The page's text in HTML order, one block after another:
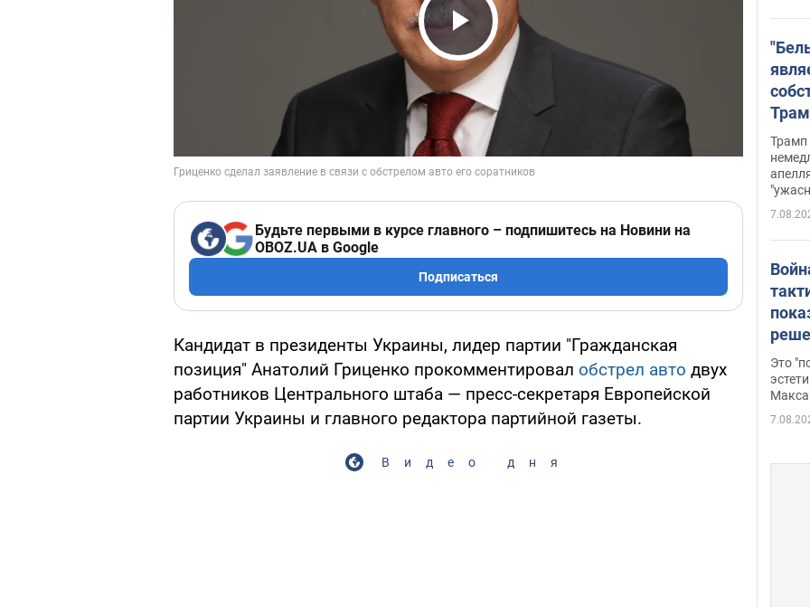
Play Video
Будьте первыми в курсе главного – подпишитесь на Новини на
OBOZ.UA в Google
Подписаться
Кандидат в президенты Украины, лидер партии "Гражданская
позиция" Анатолий Гриценко прокомментировал обстрел авто двух
работников Центрального штаба — пресс-секретаря Европейской
партии Украины и главного редактора партийной газеты.
Видео дня
Трамп
Это